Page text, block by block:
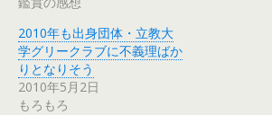
2010年も出身団体・立教大
学グリークラブに不義理ばか
りとなりそう
2010年5月2日
もろもろ